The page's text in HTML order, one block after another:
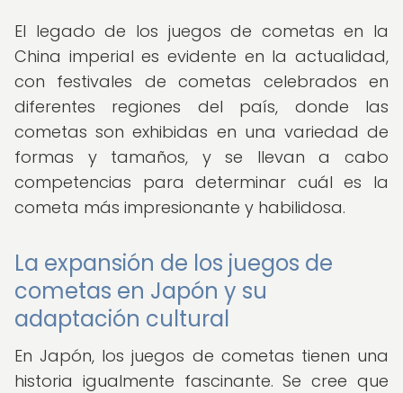
El legado de los juegos de cometas en la
China imperial es evidente en la actualidad,
con festivales de cometas celebrados en
diferentes regiones del país, donde las
cometas son exhibidas en una variedad de
formas y tamaños, y se llevan a cabo
competencias para determinar cuál es la
cometa más impresionante y habilidosa.
La expansión de los juegos de
cometas en Japón y su
adaptación cultural
En Japón, los juegos de cometas tienen una
historia igualmente fascinante. Se cree que